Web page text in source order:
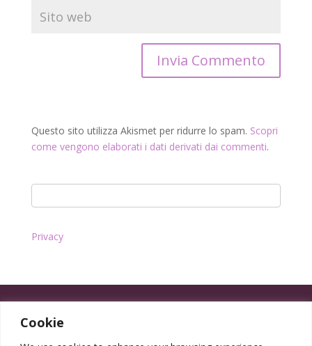
Cookie
Questo sito utilizza Akismet per ridurre lo spam. Scopri
come vengono elaborati i dati derivati dai commenti.
Privacy